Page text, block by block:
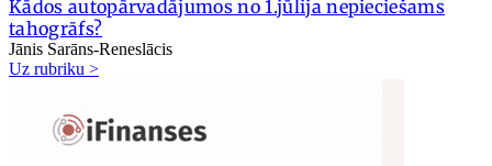
Kādos autopārvadājumos no 1.jūlija nepieciešams
tahogrāfs?
Jānis Sarāns-Reneslācis
Uz rubriku >